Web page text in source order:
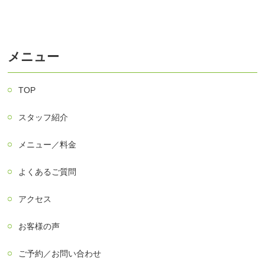
メニュー
TOP
スタッフ紹介
メニュー／料金
よくあるご質問
アクセス
お客様の声
ご予約／お問い合わせ